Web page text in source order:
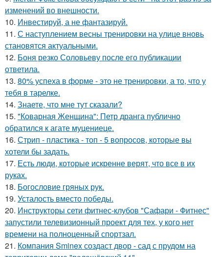
изменений во внешности.
10. Инвестируй, а не фантазируй.
11. С наступлением весны тренировки на улице вновь
становятся актуальными.
12. Боня резко Соловьеву после его публикации
ответила.
13. 80% успеха в форме - это не тренировки, а то, что у
тебя в тарелке.
14. Знаете, что мне тут сказали?
15. "Коварная Женщина": Петр дранга публично
обратился к агате муцениеце.
16. Стрип - пластика - топ - 5 вопросов, которые вы
хотели бы задать.
17. Есть люди, которые искренне верят, что все в их
руках.
18. Богословие гряных рук.
19. Усталость вместо победы.
20. Инструкторы сети фитнес-клубов "Сафари - Фитнес"
запустили телевизионный проект для тех, у кого нет
времени на полноценный спортзал.
21. Компания Sminex создаст двор - сад с прудом на